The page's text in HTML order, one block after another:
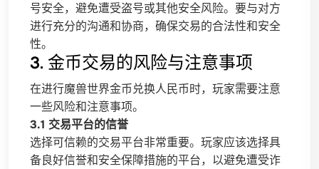
号安全，避免遭受盗号或其他安全风险。要与对方
进行充分的沟通和协商，确保交易的合法性和安全
性。
3. 金币交易的风险与注意事项
在进行魔兽世界金币兑换人民币时，玩家需要注意
一些风险和注意事项。
3.1 交易平台的信誉
选择可信赖的交易平台非常重要。玩家应该选择具
备良好信誉和安全保障措施的平台，以避免遭受诈